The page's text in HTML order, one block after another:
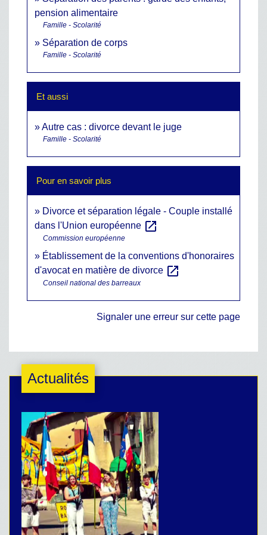
pension alimentaire
Famille - Scolarité
Séparation de corps
Famille - Scolarité
Et aussi
Autre cas : divorce devant le juge
Famille - Scolarité
Pour en savoir plus
Divorce et séparation légale - Couple installé
dans l'Union européenne open_in_new
Commission européenne
Établissement de la conventions d'honoraires
d'avocat en matière de divorce open_in_new
Conseil national des barreaux
Signaler une erreur sur cette page
Actualités